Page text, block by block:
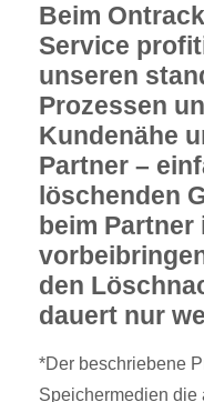
Beim
Service
unseren
Prozessen
Kundenähe
Partner –
löschenden
beim Partner
den
dauert nur
*Der beschriebene
Speichermedien die